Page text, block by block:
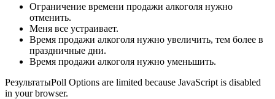
Ограничение времени продажи алкоголя нужно
отменить.
Меня все устраивает.
Время продажи алкоголя нужно увеличить, тем более в
праздничные дни.
Время продажи алкоголя нужно уменьшить.
РезультатыPoll Options are limited because JavaScript is disabled
in your browser.